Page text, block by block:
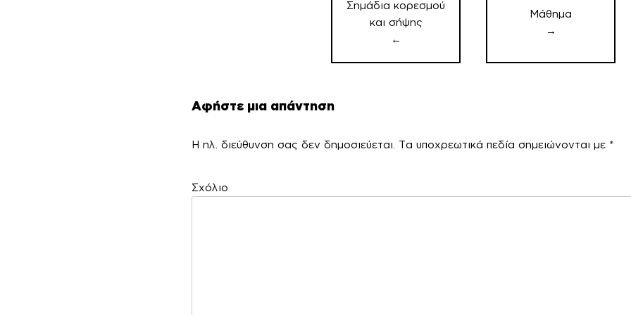
Σημάδια κορεσμού
και σήψης
←
Μάθημα
→
Αφήστε μια απάντηση
Η ηλ. διεύθυνση σας δεν δημοσιεύεται. Τα υποχρεωτικά πεδία σημειώνονται με *